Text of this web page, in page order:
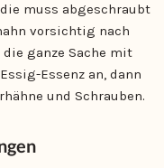
muss abgeschraubt
vorsichtig nach
die ganze Sache mit
Essenz an, dann
und Schrauben.